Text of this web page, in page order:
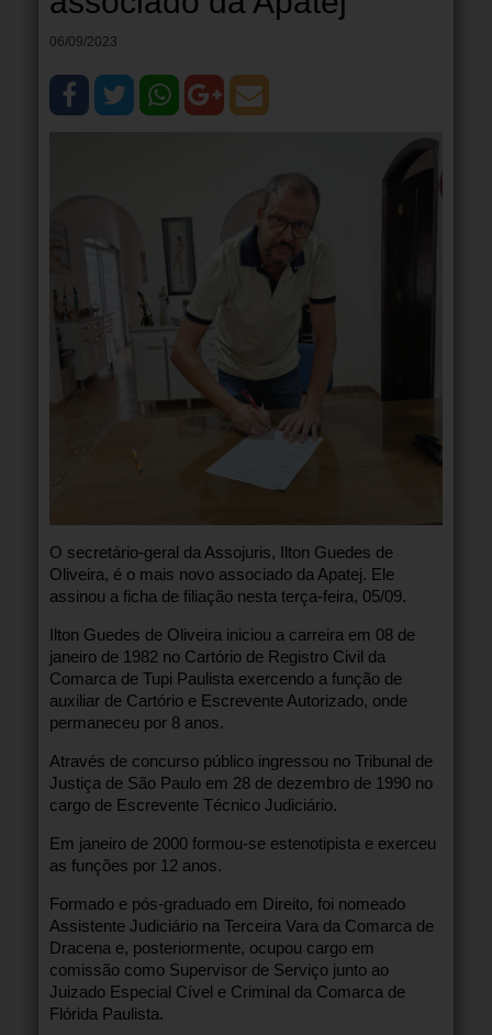
06/09/2023
O secretário-geral da Assojuris, Ilton Guedes de
Oliveira, é o mais novo associado da Apatej. Ele
assinou a ficha de filiação nesta terça-feira, 05/09.
Ilton Guedes de Oliveira iniciou a carreira em 08 de
janeiro de 1982 no Cartório de Registro Civil da
Comarca de Tupi Paulista exercendo a função de
auxiliar de Cartório e Escrevente Autorizado, onde
permaneceu por 8 anos.
Através de concurso público ingressou no Tribunal de
Justiça de São Paulo em 28 de dezembro de 1990 no
cargo de Escrevente Técnico Judiciário.
Em janeiro de 2000 formou-se estenotipista e exerceu
as funções por 12 anos.
Formado e pós-graduado em Direito, foi nomeado
Assistente Judiciário na Terceira Vara da Comarca de
Dracena e, posteriormente, ocupou cargo em
comissão como Supervisor de Serviço junto ao
Juizado Especial Cível e Criminal da Comarca de
Flórida Paulista.